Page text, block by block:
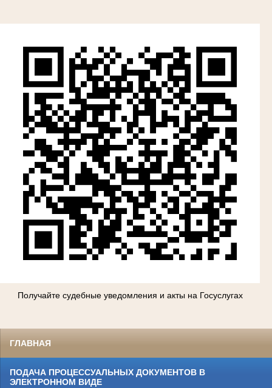
Получайте судебные уведомления и акты на Госуслугах
ГЛАВНАЯ
ПОДАЧА ПРОЦЕССУАЛЬНЫХ ДОКУМЕНТОВ В
ЭЛЕКТРОННОМ ВИДЕ